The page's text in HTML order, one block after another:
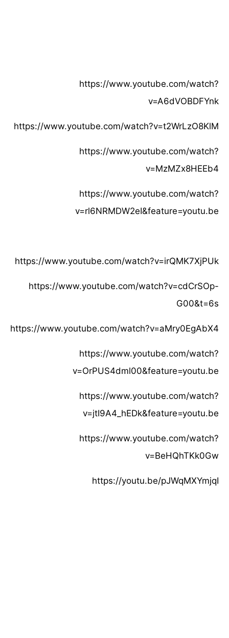
https://www.youtube.com/watch?
v=A6dVOBDFYnk
https://www.youtube.com/watch?v=t2WrLzO8KlM
https://www.youtube.com/watch?
v=MzMZx8HEEb4
https://www.youtube.com/watch?
v=rl6NRMDW2eI&feature=youtu.be
https://www.youtube.com/watch?v=irQMK7XjPUk
https://www.youtube.com/watch?v=cdCrSOp-
G00&t=6s
https://www.youtube.com/watch?v=aMry0EgAbX4
https://www.youtube.com/watch?
v=OrPUS4dml00&feature=youtu.be
https://www.youtube.com/watch?
v=jtI9A4_hEDk&feature=youtu.be
https://www.youtube.com/watch?
v=BeHQhTKk0Gw
https://youtu.be/pJWqMXYmjqI